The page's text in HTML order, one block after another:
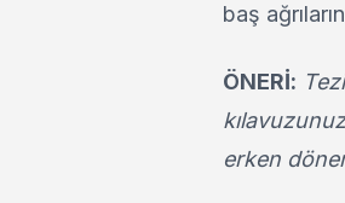
baş
ÖNERİ:
erken